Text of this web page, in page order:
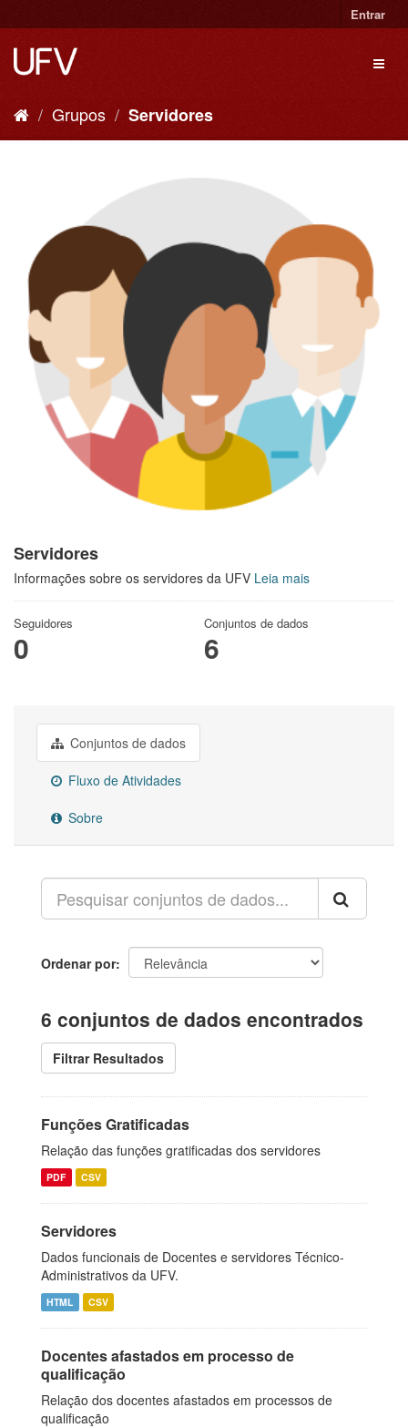
Entrar
Grupos Servidores
Servidores
Informações sobre os servidores da UFV Leia mais
Seguidores
0
Conjuntos de dados
6
Conjuntos de dados
Fluxo de Atividades
Sobre
Ordenar por
6 conjuntos de dados encontrados
Filtrar Resultados
Funções Gratificadas
Relação das funções gratificadas dos servidores
PDF CSV
Servidores
Dados funcionais de Docentes e servidores Técnico-
Administrativos da UFV.
HTML CSV
Docentes afastados em processo de
qualificação
Relação dos docentes afastados em processos de
qualificação